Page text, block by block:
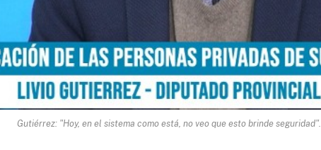
Gutiérrez: "Hoy, en el sistema como está, no veo que esto brinde seguridad".